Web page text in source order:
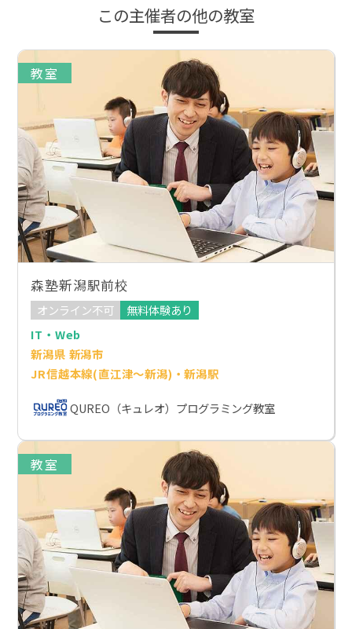
この主催者の他の教室
教室
森塾新潟駅前校
オンライン不可
無料体験あり
IT・Web
新潟県 新潟市
JR信越本線(直江津～新潟)・新潟駅
QUREO（キュレオ）プログラミング教室
教室